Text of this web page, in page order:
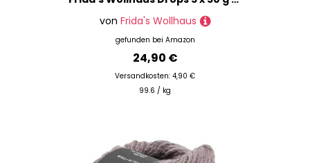
von Frida's Wollhaus
gefunden bei Amazon
24,90 €
Versandkosten: 4,90 €
99.6 / kg